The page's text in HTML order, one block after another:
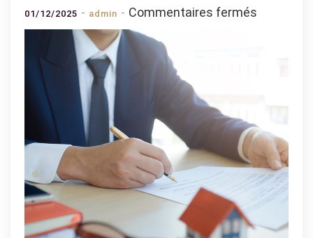
01/12/2025 admin Commentaires fermés
pour
vos
?